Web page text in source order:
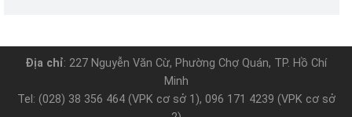
Địa chỉ: 227 Nguyễn Văn Cừ, Phường Chợ Quán, TP. Hồ Chí
Minh
Tel: (028) 38 356 464 (VPK cơ sở 1), 096 171 4239 (VPK cơ sở